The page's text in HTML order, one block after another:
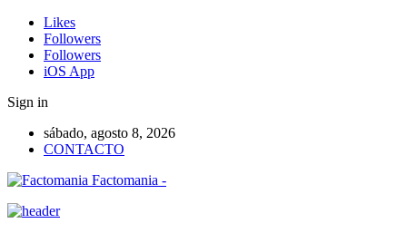
Likes
Followers
Followers
iOS App
Sign in
sábado, agosto 8, 2026
CONTACTO
Factomania -